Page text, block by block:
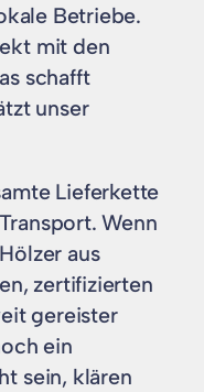
Betriebe.
mit den
schafft
unser
Lieferkette
Wenn
aus
zertifizierten
gereister
ein
sein, klären